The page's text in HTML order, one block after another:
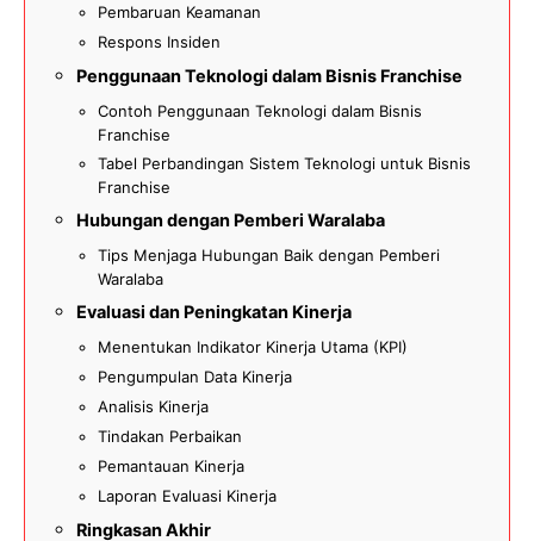
Pembaruan Keamanan
Respons Insiden
Penggunaan Teknologi dalam Bisnis Franchise
Contoh Penggunaan Teknologi dalam Bisnis
Franchise
Tabel Perbandingan Sistem Teknologi untuk Bisnis
Franchise
Hubungan dengan Pemberi Waralaba
Tips Menjaga Hubungan Baik dengan Pemberi
Waralaba
Evaluasi dan Peningkatan Kinerja
Menentukan Indikator Kinerja Utama (KPI)
Pengumpulan Data Kinerja
Analisis Kinerja
Tindakan Perbaikan
Pemantauan Kinerja
Laporan Evaluasi Kinerja
Ringkasan Akhir